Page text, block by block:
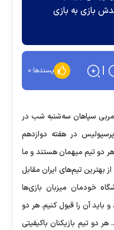
بازی به بازی
پسندها:۰
سپاهان سه‌شنبه شب در
در هفته دوازدهم
هر دو تیم میهمان هستند و ما
بهترین تیم‌های ایران مقابل
خودمان میزبان بازی‌ها
باید آن را قبول کنیم. هر دو
دو تیم بازیکنان باکیفیتی